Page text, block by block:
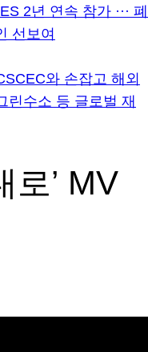
2년 연속 참가 ··· 폐
선보여
와 손잡고 해외
린수소 등 글로벌 재
로’ MV